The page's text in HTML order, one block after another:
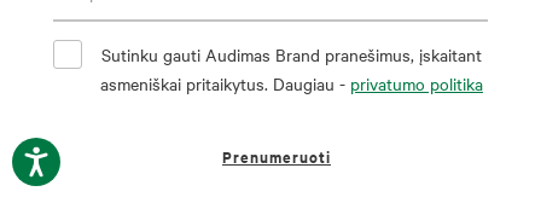
Sutinku gauti Audimas Brand pranešimus, įskaitant
asmeniškai pritaikytus. Daugiau - privatumo politika
Prenumeruoti